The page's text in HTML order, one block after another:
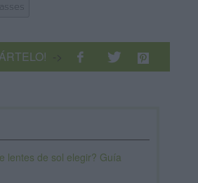
->
lentes de sol elegir? Guía